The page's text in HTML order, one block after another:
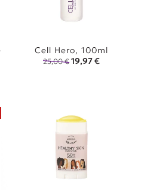
32,00 €.
τιμή είναι: 27,99 €.
Cell Hero, 100ml
25,00€ Original price
19,97€Η